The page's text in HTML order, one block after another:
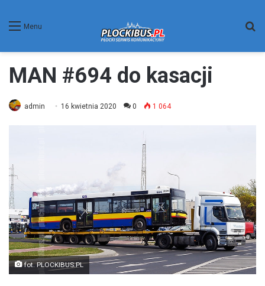
Menu
MAN #694 do kasacji
admin 16 kwietnia 2020 0 1 064
fot. PLOCKIBUS.PL